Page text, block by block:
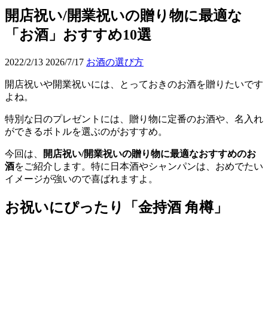
開店祝い/開業祝いの贈り物に最適な
「お酒」おすすめ10選
2022/2/13 2026/7/17 お酒の選び方
開店祝いや開業祝いには、とっておきのお酒を贈りたいです
よね。
特別な日のプレゼントには、贈り物に定番のお酒や、名入れ
ができるボトルを選ぶのがおすすめ。
今回は、
開店祝い/開業祝いの贈り物に最適なおすすめのお
酒をご紹介します。特に日本酒やシャンパンは、おめでたい
イメージが強いので喜ばれますよ。
お祝いにぴったり「金持酒 角樽」